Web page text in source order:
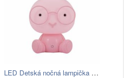
LED Detská nočná lampička LED/2,5W…